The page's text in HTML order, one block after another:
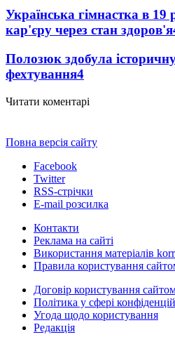
Українська гімнастка в 19
кар'єру через стан здоров'я
Полозюк здобула
фехтування4
Читати коментарі
Повна версія сайту
Facebook
Twitter
RSS-стрічки
E-mail розсилка
Контакти
Реклама на сайті
Використання матеріалів
Правила користування
Договір користування
Політика у сфері
Угода щодо користування
Редакція